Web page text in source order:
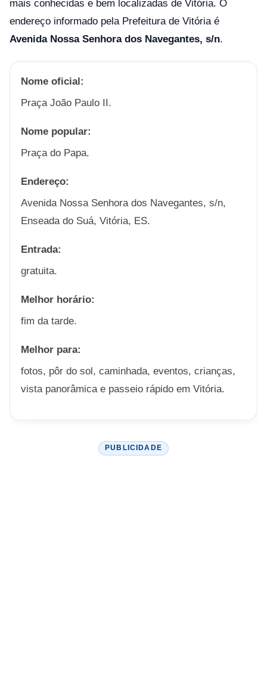
mais conhecidas e bem localizadas de Vitória. O
endereço informado pela Prefeitura de Vitória é
Avenida Nossa Senhora dos Navegantes, s/n.
Nome oficial:
Praça João Paulo II.
Nome popular:
Praça do Papa.
Endereço:
Avenida Nossa Senhora dos Navegantes, s/n,
Enseada do Suá, Vitória, ES.
Entrada:
gratuita.
Melhor horário:
fim da tarde.
Melhor para:
fotos, pôr do sol, caminhada, eventos, crianças,
vista panorâmica e passeio rápido em Vitória.
PUBLICIDADE